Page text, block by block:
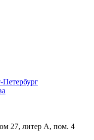
Петербург
27, литер А, пом. 4